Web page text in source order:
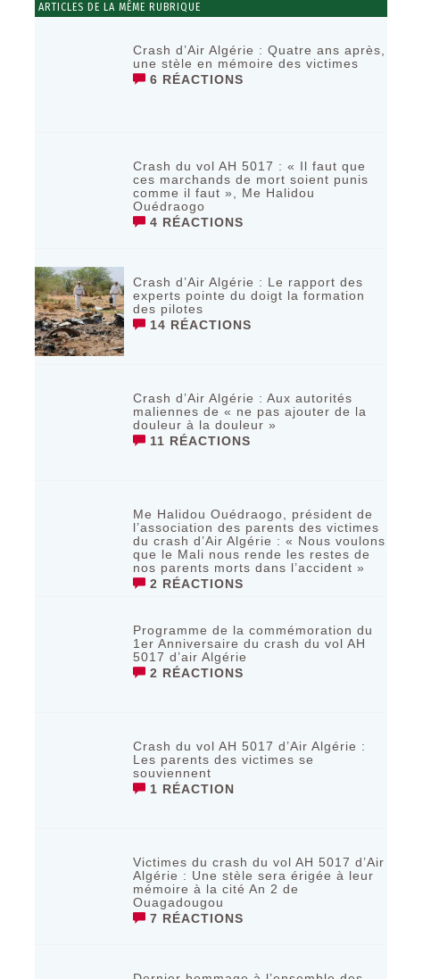
ARTICLES DE LA MÊME RUBRIQUE
Crash d’Air Algérie : Quatre ans après,
une stèle en mémoire des victimes
6 RÉACTIONS
Crash du vol AH 5017 : « Il faut que
ces marchands de mort soient punis
comme il faut », Me Halidou
Ouédraogo
4 RÉACTIONS
Crash d’Air Algérie : Le rapport des
experts pointe du doigt la formation
des pilotes
14 RÉACTIONS
Crash d’Air Algérie : Aux autorités
maliennes de « ne pas ajouter de la
douleur à la douleur »
11 RÉACTIONS
Me Halidou Ouédraogo, président de
l’association des parents des victimes
du crash d’Air Algérie : « Nous voulons
que le Mali nous rende les restes de
nos parents morts dans l’accident »
2 RÉACTIONS
Programme de la commémoration du
1er Anniversaire du crash du vol AH
5017 d’air Algérie
2 RÉACTIONS
Crash du vol AH 5017 d’Air Algérie :
Les parents des victimes se
souviennent
1 RÉACTION
Victimes du crash du vol AH 5017 d’Air
Algérie : Une stèle sera érigée à leur
mémoire à la cité An 2 de
Ouagadougou
7 RÉACTIONS